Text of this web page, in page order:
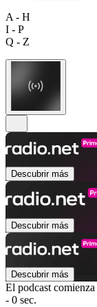
A - H
I - P
Q - Z
Descubrir más
Descubrir más
Descubrir más
El podcast comienza
- 0 sec.